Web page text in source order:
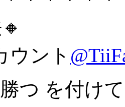
ウント
つ を付け